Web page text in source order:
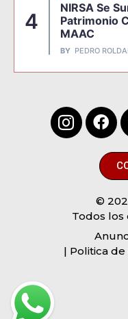
4
NIRSA Se
Patrimonio
MAAC
BY PEDRO
©
Todos los
| Politica